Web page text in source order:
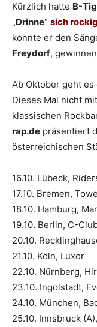
Kürzlich hatte B-
„Drinne“ sich
konnte er den
Freydorf,
Ab Oktober geht
Dieses Mal nicht
klassischen
rap.de präsentiert
österreichischen
16.10. Lübeck,
17.10. Bremen,
18.10. Hamburg,
19.10. Berlin, C-
20.10.
21.10. Köln, Luxor
22.10. Nürnberg,
23.10. Ingolstadt,
24.10. München,
25.10. Innsbruck